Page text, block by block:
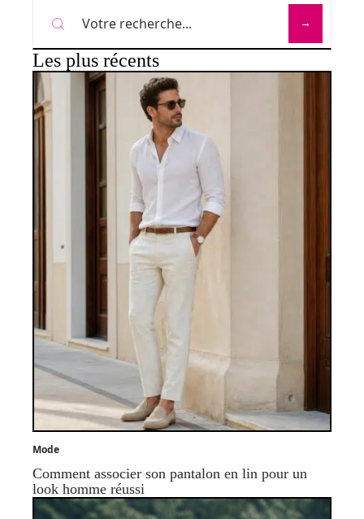
Les plus récents
Mode
Comment associer son pantalon en lin pour un
look homme réussi